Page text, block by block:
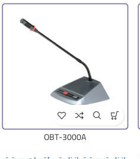
OBT-3000A